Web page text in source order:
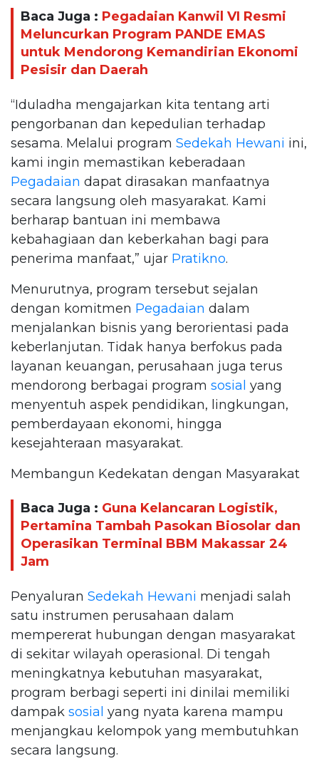
Baca Juga : Pegadaian Kanwil VI Resmi
Meluncurkan Program PANDE EMAS
untuk Mendorong Kemandirian Ekonomi
Pesisir dan Daerah
“Iduladha mengajarkan kita tentang arti
pengorbanan dan kepedulian terhadap
sesama. Melalui program Sedekah Hewani ini,
kami ingin memastikan keberadaan
Pegadaian dapat dirasakan manfaatnya
secara langsung oleh masyarakat. Kami
berharap bantuan ini membawa
kebahagiaan dan keberkahan bagi para
penerima manfaat,” ujar Pratikno.
Menurutnya, program tersebut sejalan
dengan komitmen Pegadaian dalam
menjalankan bisnis yang berorientasi pada
keberlanjutan. Tidak hanya berfokus pada
layanan keuangan, perusahaan juga terus
mendorong berbagai program sosial yang
menyentuh aspek pendidikan, lingkungan,
pemberdayaan ekonomi, hingga
kesejahteraan masyarakat.
Membangun Kedekatan dengan Masyarakat
Baca Juga : Guna Kelancaran Logistik,
Pertamina Tambah Pasokan Biosolar dan
Operasikan Terminal BBM Makassar 24
Jam
Penyaluran Sedekah Hewani menjadi salah
satu instrumen perusahaan dalam
mempererat hubungan dengan masyarakat
di sekitar wilayah operasional. Di tengah
meningkatnya kebutuhan masyarakat,
program berbagi seperti ini dinilai memiliki
dampak sosial yang nyata karena mampu
menjangkau kelompok yang membutuhkan
secara langsung.